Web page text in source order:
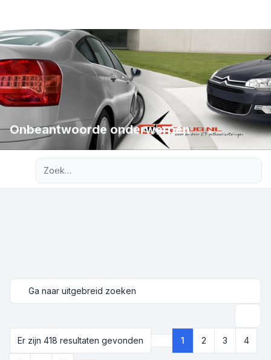
Onbeantwoorde onderwerpen
Ga naar uitgebreid zoeken
Er zijn 418 resultaten gevonden
Pagina van
1 2 3 4